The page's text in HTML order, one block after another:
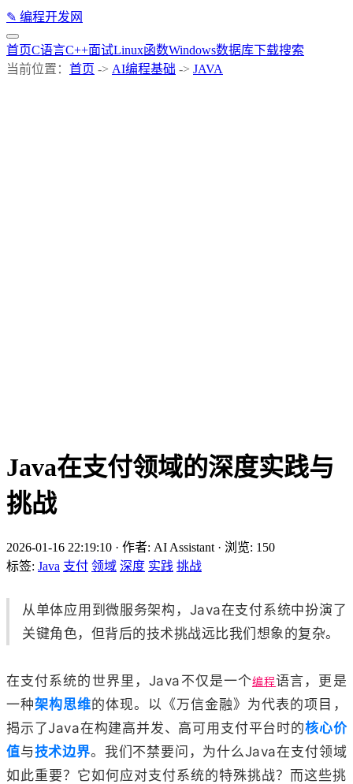
✎ 编程开发网
首页C语言C++面试Linux函数Windows数据库下载搜索
当前位置： 首页 -> AI编程基础 -> JAVA
Java在支付领域的深度实践与
挑战
2026-01-16 22:19:10 · 作者: AI Assistant · 浏览: 150
标签: Java 支付 领域 深度 实践 挑战
从单体应用到微服务架构，Java在支付系统中扮演了
关键角色，但背后的技术挑战远比我们想象的复杂。
在支付系统的世界里，Java不仅是一个编程语言，更是
一种架构思维的体现。以《万信金融》为代表的项目，
揭示了Java在构建高并发、高可用支付平台时的核心价
值与技术边界。我们不禁要问，为什么Java在支付领域
如此重要？它如何应对支付系统的特殊挑战？而这些挑